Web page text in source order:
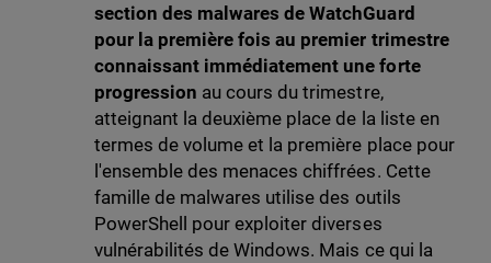
section des malwares de WatchGuard
pour la première fois au premier trimestre
connaissant immédiatement une forte
progression au cours du trimestre,
atteignant la deuxième place de la liste en
termes de volume et la première place pour
l'ensemble des menaces chiffrées. Cette
famille de malwares utilise des outils
PowerShell pour exploiter diverses
vulnérabilités de Windows. Mais ce qui la